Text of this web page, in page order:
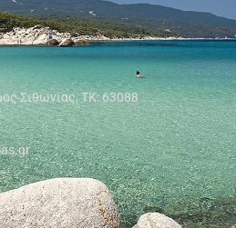
Σιθωνίας, ΤΚ: 63088